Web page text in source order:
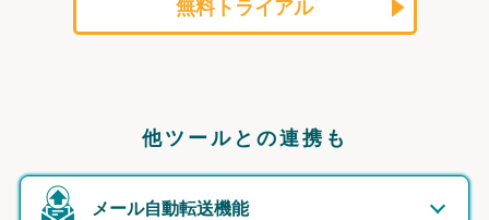
無料トライアル
他ツールとの連携も
メール自動転送機能